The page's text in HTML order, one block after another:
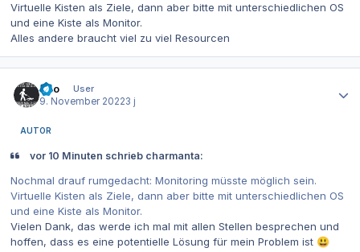
Virtuelle Kisten als Ziele, dann aber bitte mit unterschiedlichen OS
und eine Kiste als Monitor.
Alles andere braucht viel zu viel Resourcen
Dito
User
9. November 20223 j
AUTOR
vor 10 Minuten schrieb charmanta:
Nochmal drauf rumgedacht: Monitoring müsste möglich sein.
Virtuelle Kisten als Ziele, dann aber bitte mit unterschiedlichen OS
und eine Kiste als Monitor.
Vielen Dank, das werde ich mal mit allen Stellen besprechen und
hoffen, dass es eine potentielle Lösung für mein Problem ist 😃